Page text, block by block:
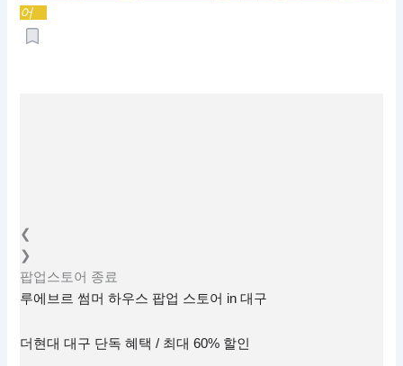
어
❮
❯
팝업스토어 종료
루에브르 썸머 하우스 팝업 스토어 in 대구
더현대 대구 단독 혜택 / 최대 60% 할인